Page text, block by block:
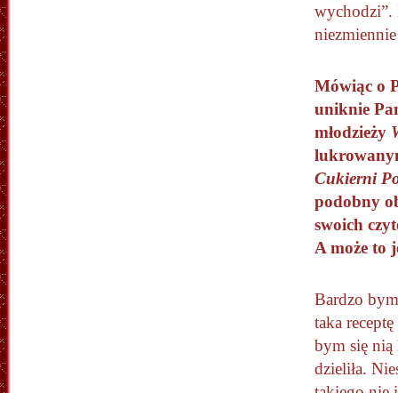
Mówiąc o
uniknie
młodzieży
Cukierni
podobny
swoich
A może to
Bardzo
taka
bym się nią
dzieliła.